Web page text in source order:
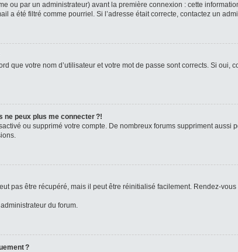
ou par un administrateur) avant la première connexion : cette
a été filtré comme pourriel. Si l’adresse était correcte, contactez un
que votre nom d’utilisateur et votre mot de passe sont corrects. Si
ne peux plus me connecter ?!
ou supprimé votre compte. De nombreux forums suppriment
pas être récupéré, mais il peut être réinitialisé facilement. Rendez-
du forum.
?